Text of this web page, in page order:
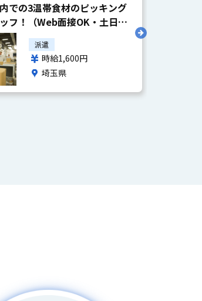
での3温帯食材のピッキング
フ！（Web面接OK・土日祝
派遣
時給1,600円
埼玉県